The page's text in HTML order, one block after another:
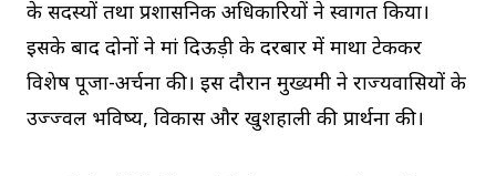
के सदस्यों तथा प्रशासनिक अधिकारियों ने स्वागत किया।
इसके बाद दोनों ने मां दिऊड़ी के दरबार में माथा टेककर
विशेष पूजा-अर्चना की। इस दौरान मुख्यमंत्री ने राज्यवासियों के
उज्ज्वल भविष्य, विकास और खुशहाली की प्रार्थना की।